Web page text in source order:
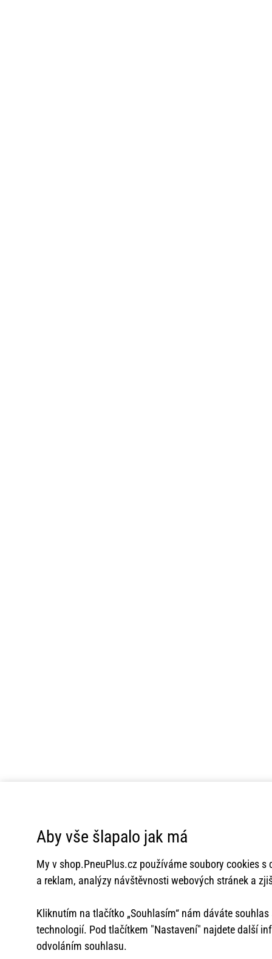
Aby vše šlapalo jak má
My v shop.PneuPlus.cz používáme soubory cookies s
a reklam, analýzy návštěvnosti webových stránek a
Kliknutím na tlačítko „Souhlasím“ nám dáváte
technologií. Pod tlačítkem "Nastavení" najdete další
odvoláním souhlasu.